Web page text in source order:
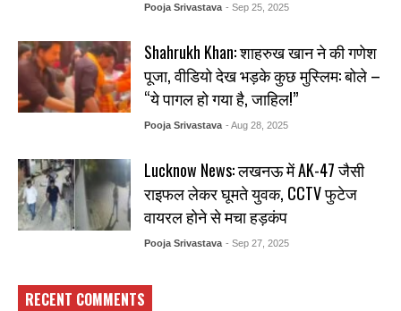
Pooja Srivastava - Sep 25, 2025
Shahrukh Khan: शाहरुख खान ने की गणेश
पूजा, वीडियो देख भड़के कुछ मुस्लिम: बोले –
“ये पागल हो गया है, जाहिल!”
Pooja Srivastava - Aug 28, 2025
Lucknow News: लखनऊ में AK-47 जैसी
राइफल लेकर घूमते युवक, CCTV फुटेज
वायरल होने से मचा हड़कंप
Pooja Srivastava - Sep 27, 2025
RECENT COMMENTS